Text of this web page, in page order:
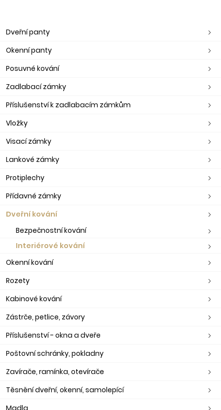
Dveřní panty
Okenní panty
Posuvné kování
Zadlabací zámky
Příslušenství k zadlabacím zámkům
Vložky
Visací zámky
Lankové zámky
Protiplechy
Přídavné zámky
Dveřní kování
Bezpečnostní kování
Interiérové kování
Okenní kování
Rozety
Kabinové kování
Zástrče, petlice, závory
Příslušenství - okna a dveře
Poštovní schránky, pokladny
Zavírače, ramínka, otevírače
Těsnění dveřní, okenní, samolepící
Madla